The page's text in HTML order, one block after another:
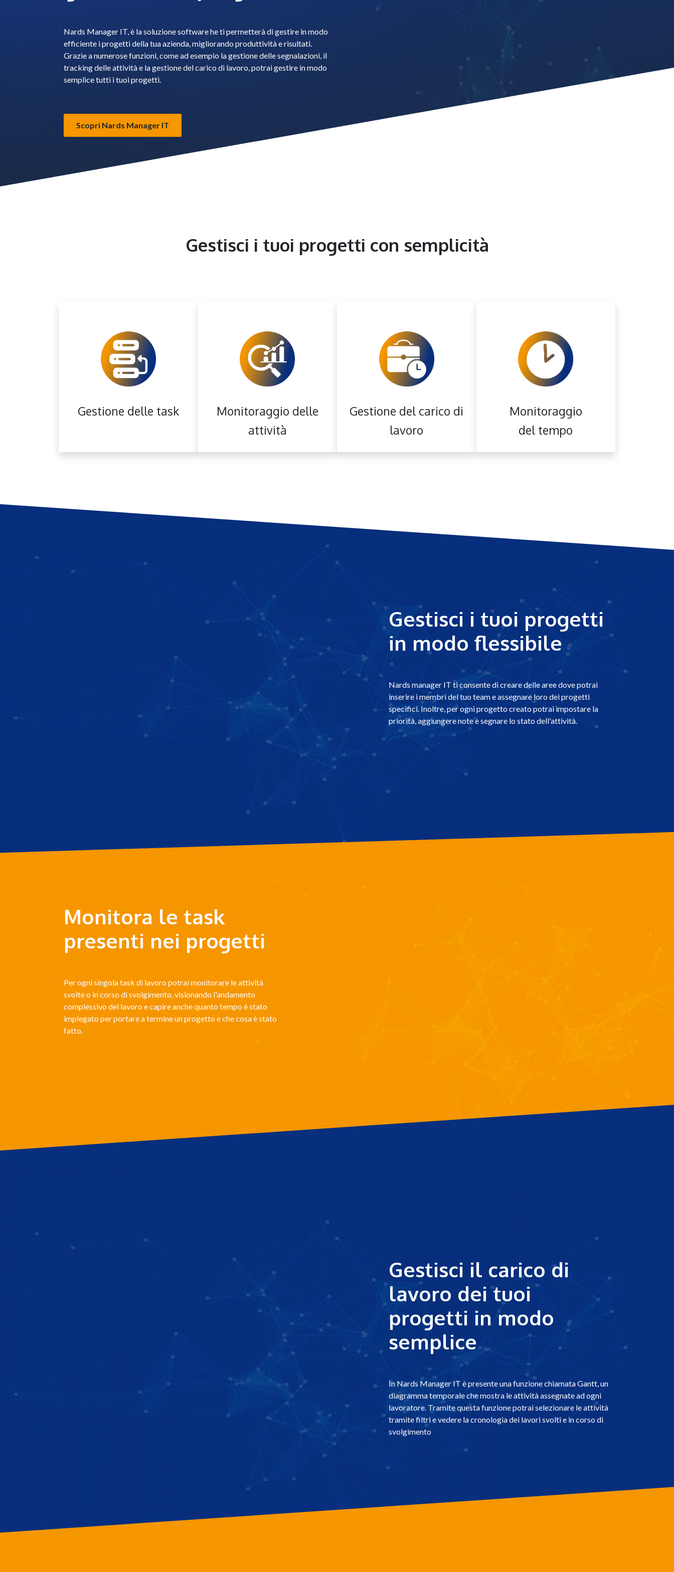
Nards Manager IT, è la soluzione software he ti permetterà di gestire in modo
efficiente i progetti della tua azienda, migliorando produttività e risultati.
Grazie a numerose funzioni, come ad esempio la gestione delle segnalazioni, il
tracking delle attività e la gestione del carico di lavoro, potrai gestire in modo
semplice tutti i tuoi progetti.
Scopri Nards Manager IT
Gestione delle task
Monitoraggio delle
attività
Gestione del carico di
lavoro
Monitoraggio
del tempo
Gestisci i tuoi progetti con semplicità
Gestisci i tuoi progetti
in modo flessibile
Nards manager IT ti consente di creare delle aree dove potrai
inserire i membri del tuo team e assegnare loro dei progetti
specifici. Inoltre, per ogni progetto creato potrai impostare la
priorità, aggiungere note e segnare lo stato dell'attività.
Monitora le task
presenti nei progetti
Per ogni singola task di lavoro potrai monitorare le attività
svolte o in corso di svolgimento, visionando l'andamento
complessivo del lavoro e capire anche quanto tempo è stato
impiegato per portare a termine un progetto e che cosa è stato
fatto.
Gestisci il carico di
lavoro dei tuoi
progetti in modo
semplice
In Nards Manager IT è presente una funzione chiamata Gantt, un
diagramma temporale che mostra le attività assegnate ad ogni
lavoratore. Tramite questa funzione potrai selezionare le attività
tramite filtri e vedere la cronologia dei lavori svolti e in corso di
svolgimento